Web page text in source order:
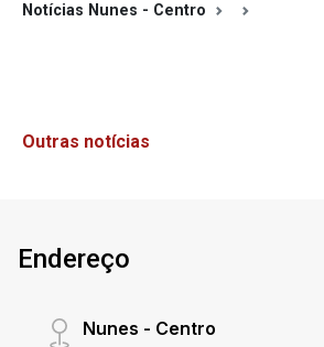
Notícias Nunes - Centro
Outras notícias
Endereço
Nunes - Centro